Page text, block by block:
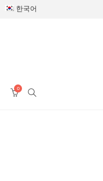
한국어
SEARCH
0